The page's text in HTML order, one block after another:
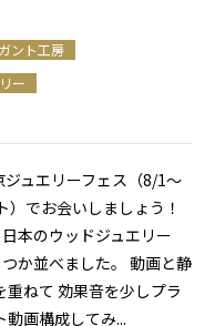
ント工房
ー
ュエリーフェス（8/1～
）でお会いしましょう！
日本のウッドジュエリー
か並べました。 動画と静
ねて 効果音を少しプラ
画構成してみ...